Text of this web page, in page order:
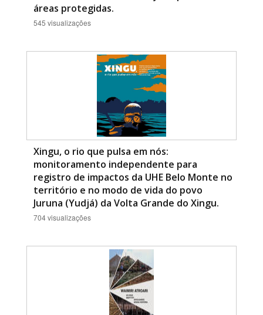
áreas protegidas.
545 visualizações
Xingu, o rio que pulsa em nós:
monitoramento independente para
registro de impactos da UHE Belo Monte no
território e no modo de vida do povo
Juruna (Yudjá) da Volta Grande do Xingu.
704 visualizações